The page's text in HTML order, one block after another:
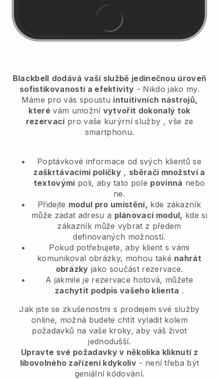
Blackbell dodává vaší službě jedinečnou úroveň
sofistikovanosti a efektivity - Nikdo jako my.
Máme pro vás spoustu intuitivních nástrojů,
které vám umožní vytvořit dokonalý tok
rezervací pro vaše kurýrní služby , vše ze
smartphonu.
Poptávkové informace od svých klientů se
zaškrtávacími políčky , sběrači množství a
textovými poli, aby tato pole povinná nebo
ne.
Přidejte modul pro umístění, kde zákazník
může zadat adresu a plánovací modul, kde si
zákazník může vybrat z předem
definovaných možností.
Pokud potřebujete, aby klient s vámi
komunikoval obrázky, mohou také nahrát
obrázky jako součást rezervace.
A jakmile je rezervace hotová, můžete
zachytit podpis vašeho klienta .
Jak jste se zkušenostmi s prodejem své služby
online, možná budete chtít vyladit kolem
požadavků na vaše kroky, aby váš život
jednodušší.
Upravte své požadavky v několika kliknutí z
libovolného zařízení kdykoliv- není třeba být
geniální kódování.